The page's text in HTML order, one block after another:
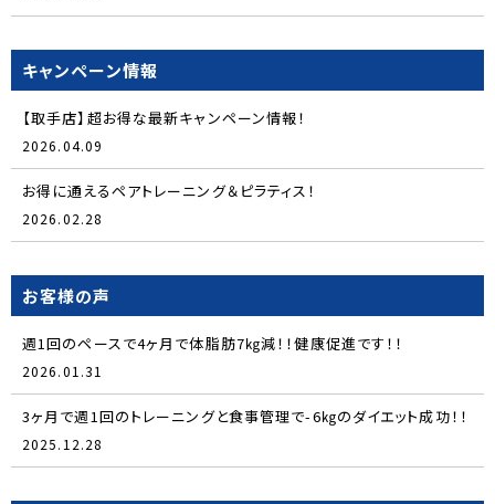
キャンペーン情報
【取手店】超お得な最新キャンペーン情報！
2026.04.09
お得に通えるペアトレーニング＆ピラティス！
2026.02.28
お客様の声
週1回のペースで4ヶ月で体脂肪7㎏減！！健康促進です！！
2026.01.31
3ヶ月で週1回のトレーニングと食事管理で-6㎏のダイエット成功！！
2025.12.28